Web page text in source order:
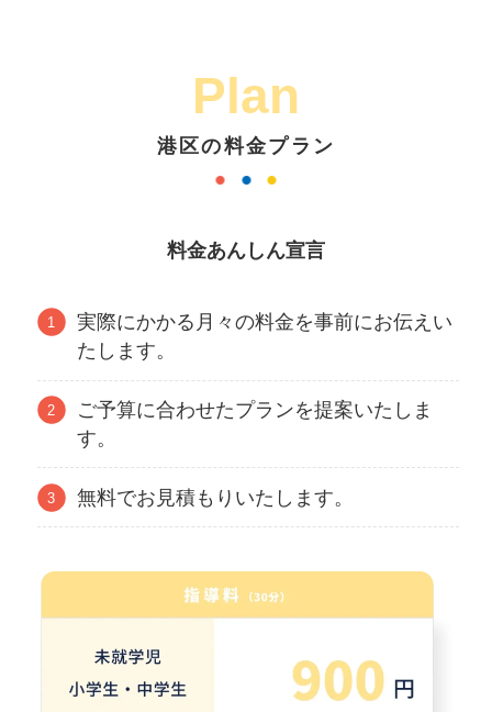
Plan
港区の料金プラン
料金あんしん宣言
実際にかかる月々の料金を事前にお伝えい
たします。
ご予算に合わせたプランを提案いたしま
す。
無料でお見積もりいたします。